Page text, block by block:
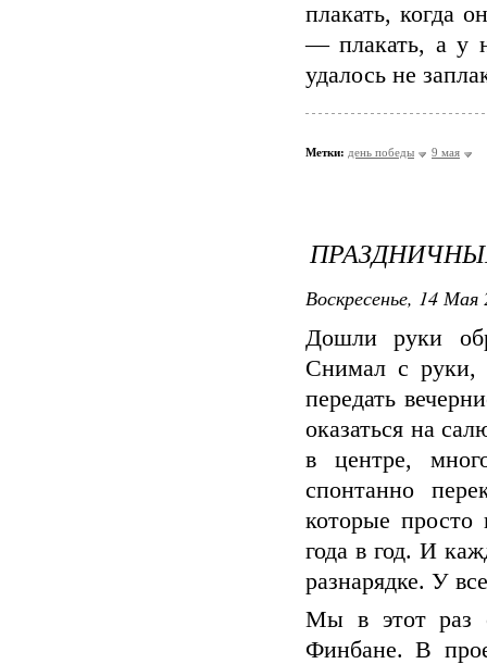
плакать, когда
— плакать, а у
удалось не
Метки: день победы 9 мая
Воскресенье, 14
Дошли руки
Снимал с руки,
передать
оказаться на
в центре,
спонтанно
которые просто
года в год. И
разнарядке. У
Мы в этот раз
Финбане. В